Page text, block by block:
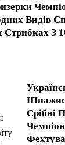
Видів
З
Срібні